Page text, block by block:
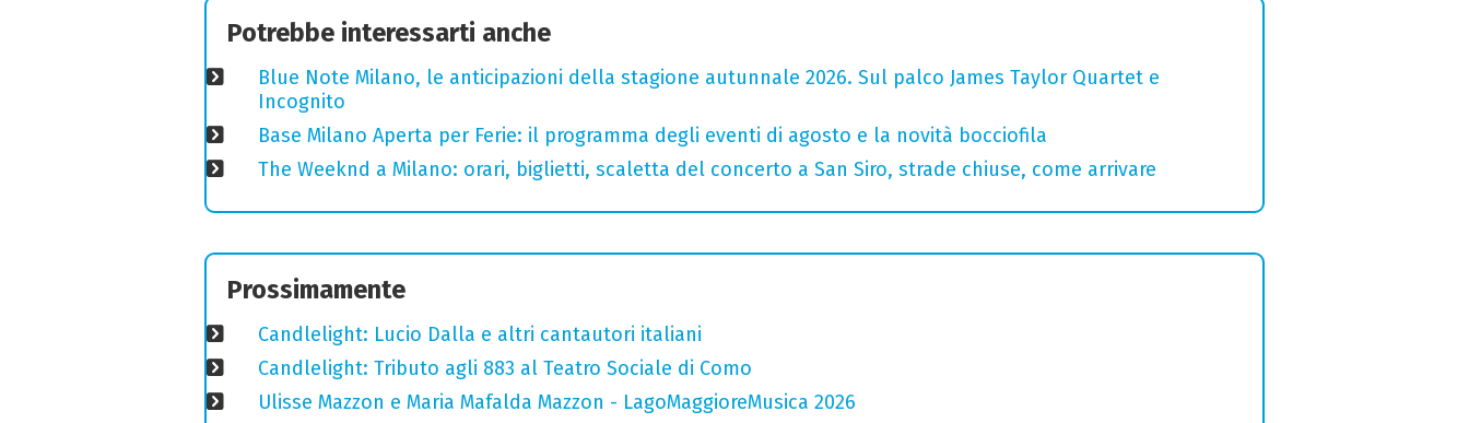
Potrebbe interessarti anche
Blue Note Milano, le anticipazioni della stagione autunnale 2026. Sul palco James Taylor Quartet e
Incognito
Base Milano Aperta per Ferie: il programma degli eventi di agosto e la novità bocciofila
The Weeknd a Milano: orari, biglietti, scaletta del concerto a San Siro, strade chiuse, come arrivare
Prossimamente
Candlelight: Lucio Dalla e altri cantautori italiani
Candlelight: Tributo agli 883 al Teatro Sociale di Como
Ulisse Mazzon e Maria Mafalda Mazzon - LagoMaggioreMusica 2026